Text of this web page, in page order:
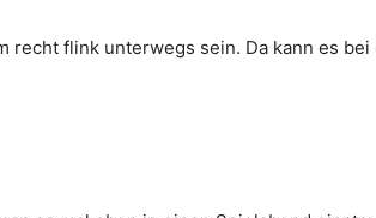
flink unterwegs sein. Da kann es